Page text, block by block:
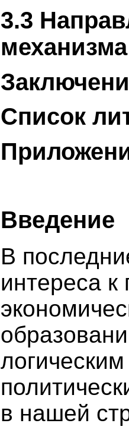
3.3
Список
Введение
В
интереса
в нашей